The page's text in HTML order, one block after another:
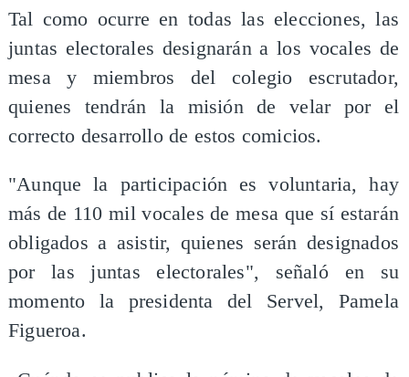
Tal como ocurre en todas las elecciones, las
juntas electorales designarán a los vocales de
mesa y miembros del colegio escrutador,
quienes tendrán la misión de velar por el
correcto desarrollo de estos comicios.
"Aunque la participación es voluntaria, hay
más de 110 mil vocales de mesa que sí estarán
obligados a asistir, quienes serán designados
por las juntas electorales", señaló en su
momento la presidenta del Servel, Pamela
Figueroa.